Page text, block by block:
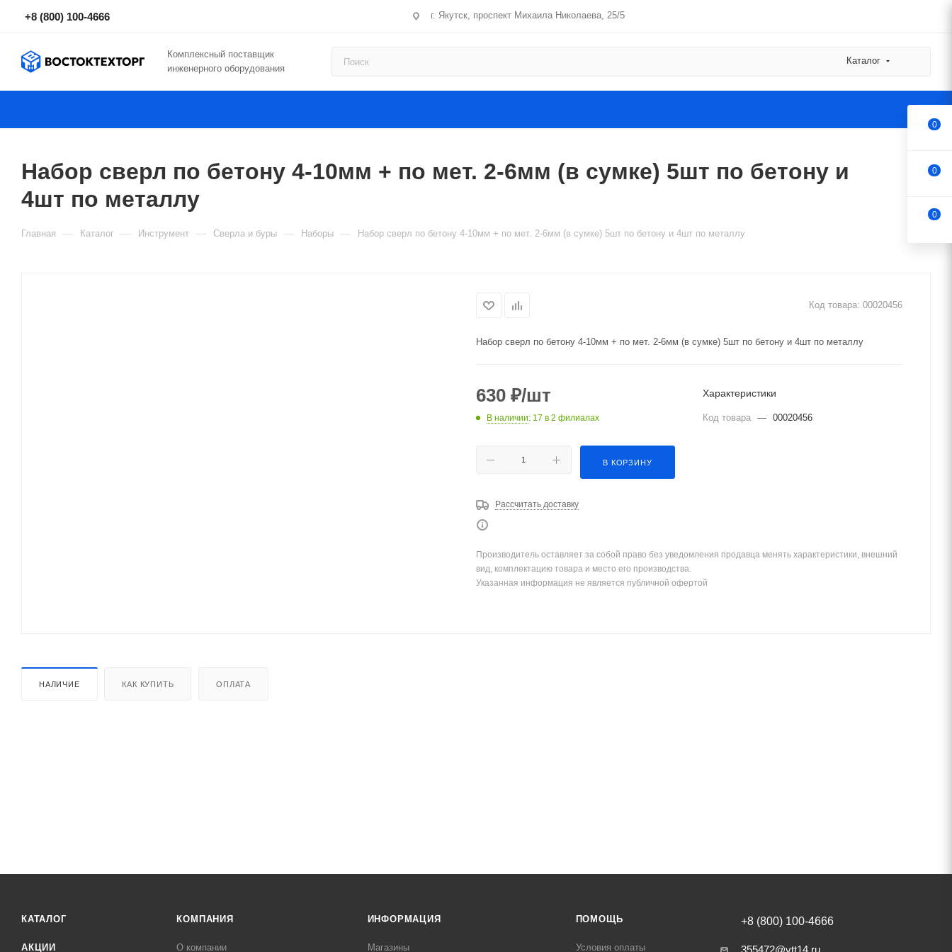
+8 (800) 100-4666 г. Якутск, проспект Михаила Николаева, 25/5
Комплексный поставщик
инженерного оборудования
Каталог
Набор сверл по бетону 4-10мм + по мет. 2-6мм (в сумке) 5шт по бетону и
4шт по металлу
Главная — Каталог — Инструмент — Сверла и буры — Наборы — Набор сверл по бетону 4-10мм + по мет. 2-6мм (в сумке) 5шт по бетону и 4шт по металлу
Код товара: 00020456
Набор сверл по бетону 4-10мм + по мет. 2-6мм (в сумке) 5шт по бетону и 4шт по металлу
630 ₽/шт
В наличии: 17 в 2 филиалах
В КОРЗИНУ
Рассчитать доставку
Характеристики
Код товара — 00020456
Производитель оставляет за собой право без уведомления продавца менять характеристики, внешний
вид, комплектацию товара и место его производства.
Указанная информация не является публичной офертой
НАЛИЧИЕ КАК КУПИТЬ ОПЛАТА
КАТАЛОГ
АКЦИИ
КОМПАНИЯ
О компании
ИНФОРМАЦИЯ
Магазины
ПОМОЩЬ
Условия оплаты
+8 (800) 100-4666
355472@vtt14.ru
0
0
0